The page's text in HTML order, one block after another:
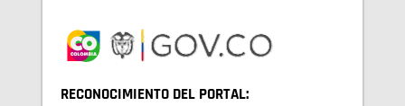
RECONOCIMIENTO DEL PORTAL: